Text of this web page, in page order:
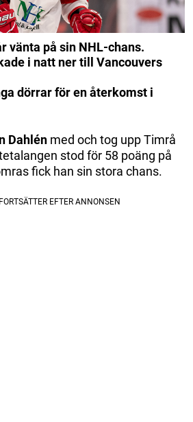
vänta på sin NHL-chans.
i natt ner till Vancouvers
dörrar för en återkomst i
Dahlén med och tog upp Timrå
stod för 58 poäng på
fick han sin stora chans.